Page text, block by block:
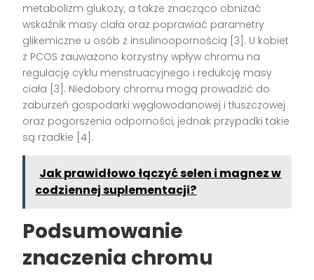
metabolizm glukozy, a także znacząco obniżać
wskaźnik masy ciała oraz poprawiać parametry
glikemiczne u osób z insulinoopornością [3]. U kobiet
z PCOS zauważono korzystny wpływ chromu na
regulację cyklu menstruacyjnego i redukcję masy
ciała [3]. Niedobory chromu mogą prowadzić do
zaburzeń gospodarki węglowodanowej i tłuszczowej
oraz pogorszenia odporności, jednak przypadki takie
są rzadkie [4].
Jak prawidłowo łączyć selen i magnez w
codziennej suplementacji?
Podsumowanie
znaczenia chromu